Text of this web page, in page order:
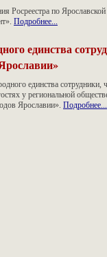
Росреестра по
Подробнее...
единства
единства
у региональной
Ярославии». Подробнее...